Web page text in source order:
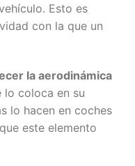
Esto es
con la que un
la aerodinámica
lo coloca en su
lo hacen en coches
que este elemento